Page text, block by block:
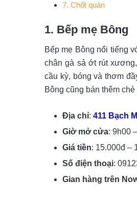
7. Chốt quán
1. Bếp mẹ Bông
Bếp mẹ Bông nổi tiếng
chân gà sả ớt rút
cầu kỳ, bóng và thơm
Bông cũng bán thêm
Địa chỉ: 411 Bạch
Giờ mở cửa: 9h00
Giá tiền: 15.000đ –
Số điện thoại:
Gian hàng trên